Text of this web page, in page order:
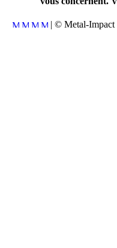
| © Metal-Impact